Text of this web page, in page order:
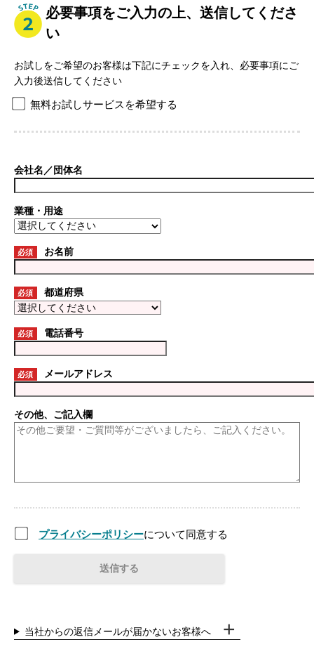
必要事項をご入力の上、送信してくださ
い
お試しをご希望のお客様は下記にチェックを入れ、必要事項にご
入力後送信してください
無料お試しサービスを希望する
会社名／団体名
業種・用途
必須 お名前
必須 都道府県
必須 電話番号
必須 メールアドレス
その他、ご記入欄
プライバシーポリシーについて同意する
当社からの返信メールが届かないお客様へ